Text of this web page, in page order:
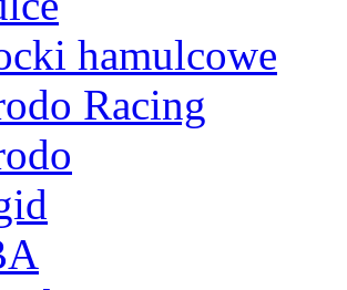
hamulcowe
Racing